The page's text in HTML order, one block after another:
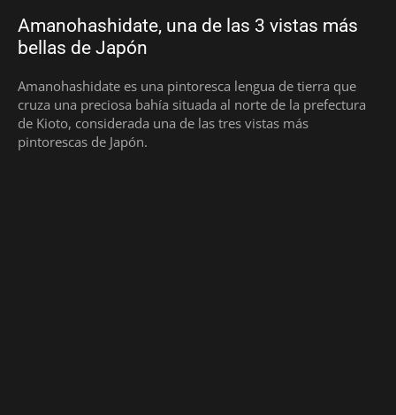
Amanohashidate, una de las 3 vistas más
bellas de Japón
Amanohashidate es una pintoresca lengua de tierra que
cruza una preciosa bahía situada al norte de la prefectura
de Kioto, considerada una de las tres vistas más
pintorescas de Japón.